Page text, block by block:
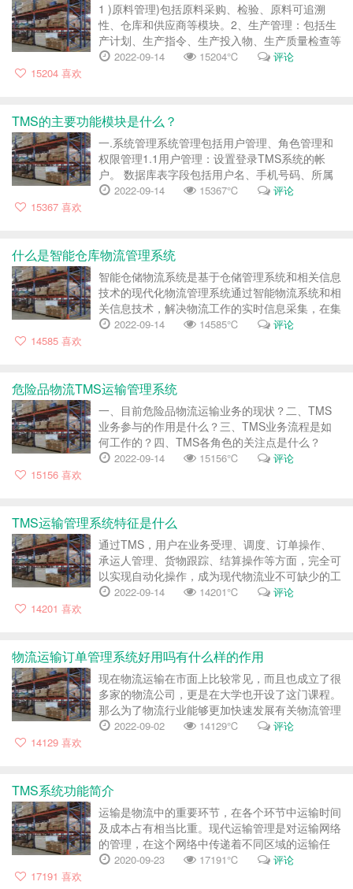
1 )原料管理)包括原料采购、检验、原料可追溯
性、仓库和供应商等模块。2、生产管理：包括生
产计划、生产指令、生产投入物、生产质量检查等
模块。3 )质量管理)各种质量检查的受理和质量检
2022-09-14 15204℃
评论
15204 喜欢
TMS的主要功能模块是什么？
一.系统管理系统管理包括用户管理、角色管理和
权限管理1.1用户管理：设置登录TMS系统的帐
户。 数据库表字段包括用户名、手机号码、所属
部门、所属角色、上次登录时间等。1.2角色管
2022-09-14 15367℃
评论
15367 喜欢
什么是智能仓库物流管理系统
智能仓储物流系统是基于仓储管理系统和相关信息
技术的现代化物流管理系统通过智能物流系统和相
关信息技术，解决物流工作的实时信息采集，在集
成的环境中分析和处理信息。 通过在各个物流环
2022-09-14 14585℃
评论
14585 喜欢
危险品物流TMS运输管理系统
一、目前危险品物流运输业务的现状？二、TMS
业务参与的作用是什么？三、TMS业务流程是如
何工作的？四、TMS各角色的关注点是什么？
五、TMS管理软件的基本功能是什么？六、TMS
2022-09-14 15156℃
评论
15156 喜欢
TMS运输管理系统特征是什么
通过TMS，用户在业务受理、调度、订单操作、
承运人管理、货物跟踪、结算操作等方面，完全可
以实现自动化操作，成为现代物流业不可缺少的工
具。随着时代的发展，甲方的要求越来越多，传统
2022-09-14 14201℃
评论
14201 喜欢
物流运输订单管理系统好用吗有什么样的作用
现在物流运输在市面上比较常见，而且也成立了很
多家的物流公司，更是在大学也开设了这门课程。
那么为了物流行业能够更加快速发展有关物流管理
系统，也已经被广泛的应用，特别是对于一些比较
2022-09-02 14129℃
评论
14129 喜欢
TMS系统功能简介
运输是物流中的重要环节，在各个环节中运输时间
及成本占有相当比重。现代运输管理是对运输网络
的管理，在这个网络中传递着不同区域的运输任
务、资源控制、状态跟踪、信息反馈等等信息，通
2020-09-23 17191℃
评论
17191 喜欢